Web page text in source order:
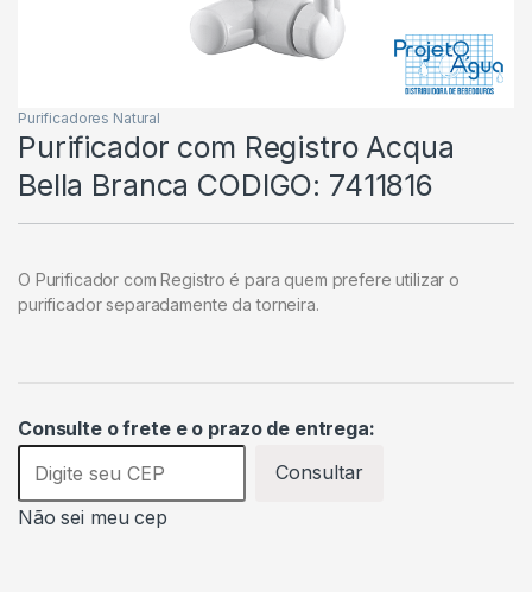
Purificadores Natural
Purificador com Registro Acqua
Bella Branca CODIGO: 7411816
O Purificador com Registro é para quem prefere utilizar o
purificador separadamente da torneira.
Consulte o frete e o prazo de entrega:
Consultar
Não sei meu cep